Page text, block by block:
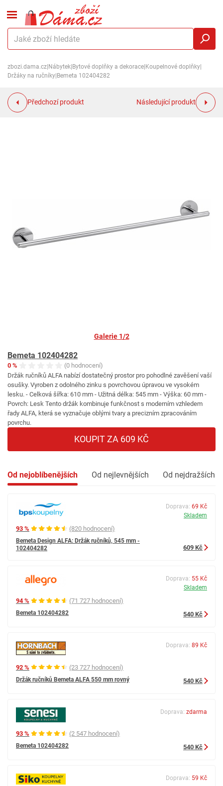
zbozi.dama.cz Nábytek Bytové doplňky a dekorace Koupelnové doplňky
Držáky na ručníky Bemeta 102404282
Předchozí produkt Následující produkt
Galerie 1/2
Bemeta 102404282
0 %
(0 hodnocení)
Držák ručníků ALFA nabízí dostatečný prostor pro pohodlné zavěšení vaší
osušky. Vyroben z odolného zinku s povrchovou úpravou ve vysokém
lesku. - Celková šířka: 610 mm - Užitná délka: 545 mm - Výška: 60 mm -
Povrch: Lesk Tento držák kombinuje funkčnost s moderním vzhledem
řady ALFA, která se vyznačuje oblými tvary a precizním zpracováním
povrchu.
KOUPIT ZA 609 KČ
Od nejoblíbenějších Od nejlevnějších Od nejdražších
93 % (820 hodnocení)
Bemeta Design ALFA: Držák ručníků, 545 mm -
102404282
Doprava: 69 Kč
Skladem
609 Kč
94 % (71 727 hodnocení)
Bemeta 102404282
Doprava: 55 Kč
Skladem
540 Kč
92 % (23 727 hodnocení)
Držák ručníků Bemeta ALFA 550 mm rovný
Doprava: 89 Kč
540 Kč
93 % (2 547 hodnocení)
Bemeta 102404282
Doprava: zdarma
540 Kč
Doprava: 59 Kč